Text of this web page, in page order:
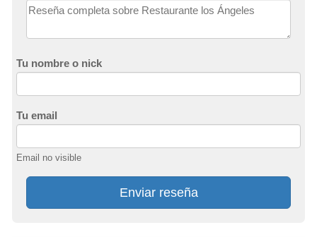
Tu nombre o nick
Tu email
Email no visible
Enviar reseña